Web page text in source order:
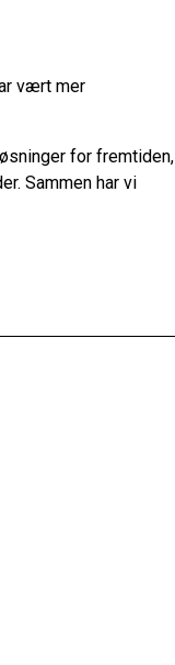
vært mer
for fremtiden,
Sammen har vi